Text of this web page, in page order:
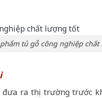
phẩm tủ gỗ công nghiệp
ra thị trường trước